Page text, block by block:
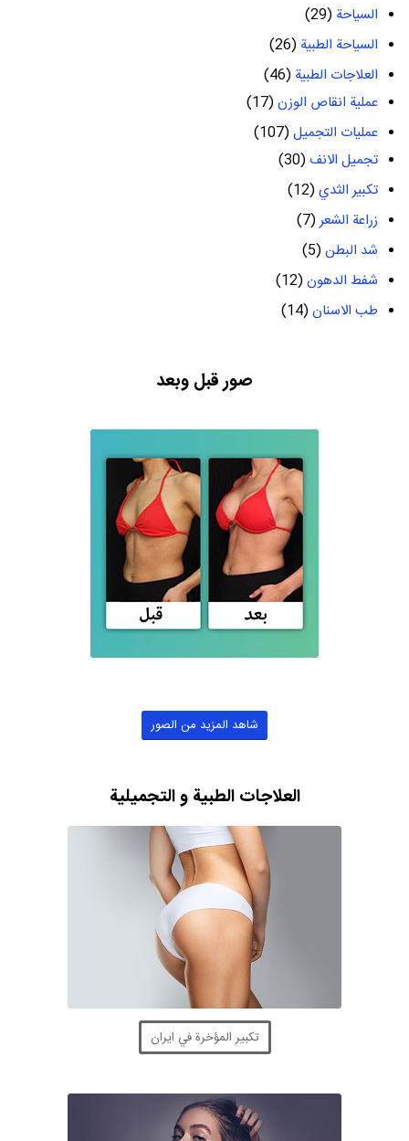
السياحة (29)
السياحة الطبية (26)
العلاجات الطبية (46)
عملية انقاص الوزن(17)
عمليات التجميل(107)
تجميل الانف(30)
تكبير الثدي(12)
زراعة الشعر(7)
شد البطن(5)
شفط الدهون(12)
طب الاسنان(14)
صور قبل وبعد
شاهد المزيد من الصور
العلاجات الطبية و التجميلية
تكبير المؤخرة في ايران